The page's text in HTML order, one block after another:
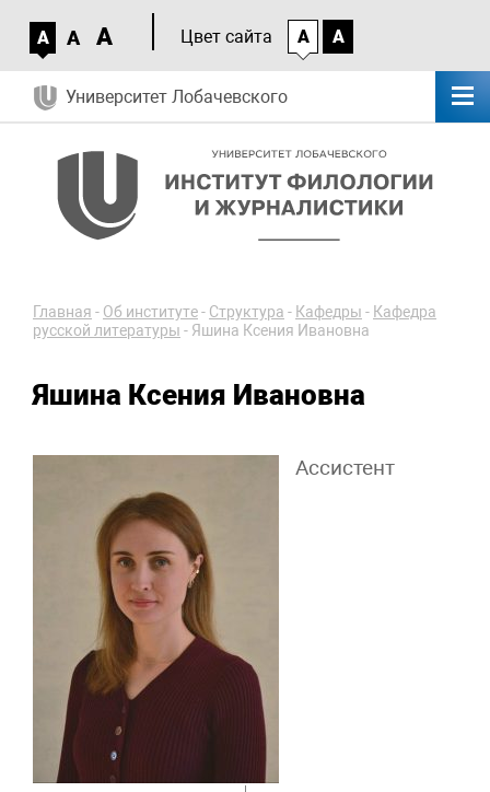
A A A Цвет сайта A A
Университет Лобачевского
Главная - Об институте- Структура - Кафедры - Кафедра
русской литературы - Яшина Ксения Ивановна
Яшина Ксения Ивановна
Ассистент